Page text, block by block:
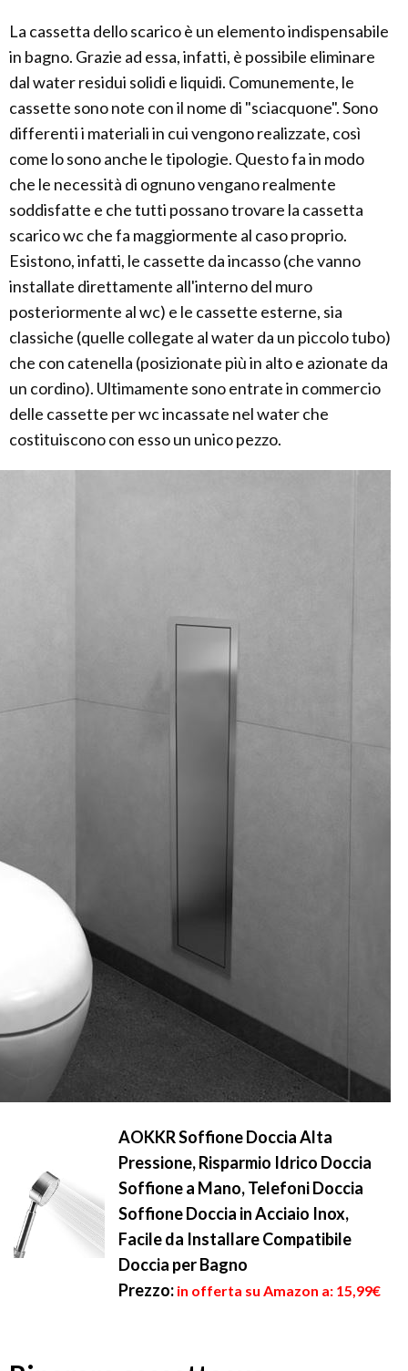
La cassetta dello scarico è un elemento indispensabile
in bagno. Grazie ad essa, infatti, è possibile eliminare
dal water residui solidi e liquidi. Comunemente, le
cassette sono note con il nome di "sciacquone". Sono
differenti i materiali in cui vengono realizzate, così
come lo sono anche le tipologie. Questo fa in modo
che le necessità di ognuno vengano realmente
soddisfatte e che tutti possano trovare la cassetta
scarico wc che fa maggiormente al caso proprio.
Esistono, infatti, le cassette da incasso (che vanno
installate direttamente all'interno del muro
posteriormente al wc) e le cassette esterne, sia
classiche (quelle collegate al water da un piccolo tubo)
che con catenella (posizionate più in alto e azionate da
un cordino). Ultimamente sono entrate in commercio
delle cassette per wc incassate nel water che
costituiscono con esso un unico pezzo.
AOKKR Soffione Doccia Alta
Pressione, Risparmio Idrico Doccia
Soffione a Mano, Telefoni Doccia
Soffione Doccia in Acciaio Inox,
Facile da Installare Compatibile
Doccia per Bagno
Prezzo: in offerta su Amazon a: 15,99€